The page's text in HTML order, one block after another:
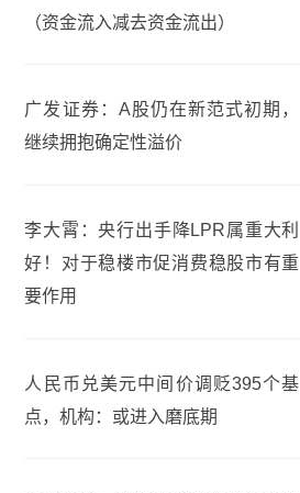
（资金流入减去资金流出）
广发证券：A股仍在新范式初期，
继续拥抱确定性溢价
李大霄：央行出手降LPR属重大利
好！对于稳楼市促消费稳股市有重
要作用
人民币兑美元中间价调贬395个基
点，机构：或进入磨底期